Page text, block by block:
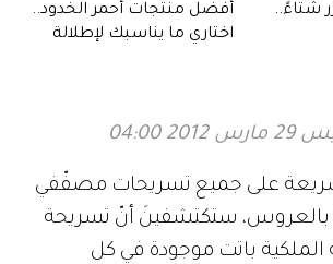
شتاءً..
أفضل منتجات أحمر الخدود..
اختاري ما يناسبك لإطلالة
2012 04:00
سريعة على جميع تسريحات مصفّفي
ستكتشفينَ أنّ تسريحة
الملكية باتت موجودة في كل